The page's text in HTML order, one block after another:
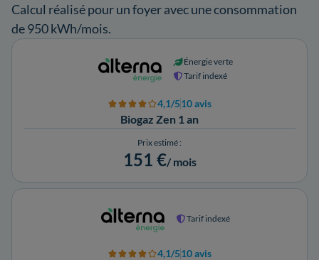
Calcul réalisé pour un foyer avec une consommation
de 950 kWh/mois.
Biogaz Zen 1 an
Énergie verte
Tarif indexé
4,1/510 avis
Prix estimé :
151 €/ mois
Tarif indexé
4,1/510 avis